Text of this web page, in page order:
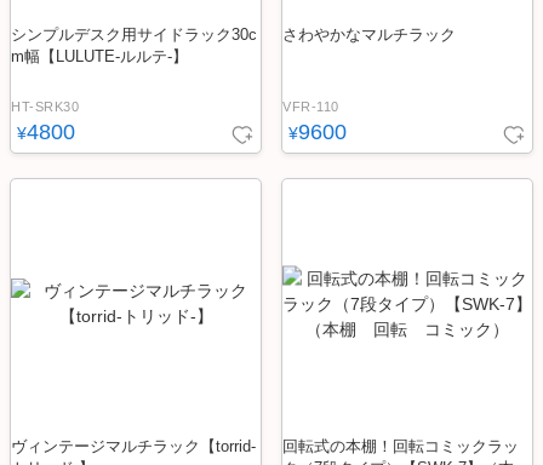
シンプルデスク用サイドラック30c
m幅【LULUTE-ルルテ-】
HT-SRK30
¥4800
さわやかなマルチラック
VFR-110
¥9600
ヴィンテージマルチラック【torrid-
回転式の本棚！回転コミックラッ